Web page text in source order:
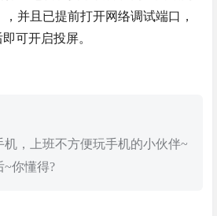
并且已提前打开网络调试端口，
可开启投屏。
机，上班不方便玩手机的小伙伴~
~你懂得?